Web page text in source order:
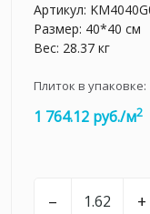
Артикул:
Размер: 40*40 см
Вес: 28.37 кг
Плиток в упаковке:
1 764.12 руб./м2
– +